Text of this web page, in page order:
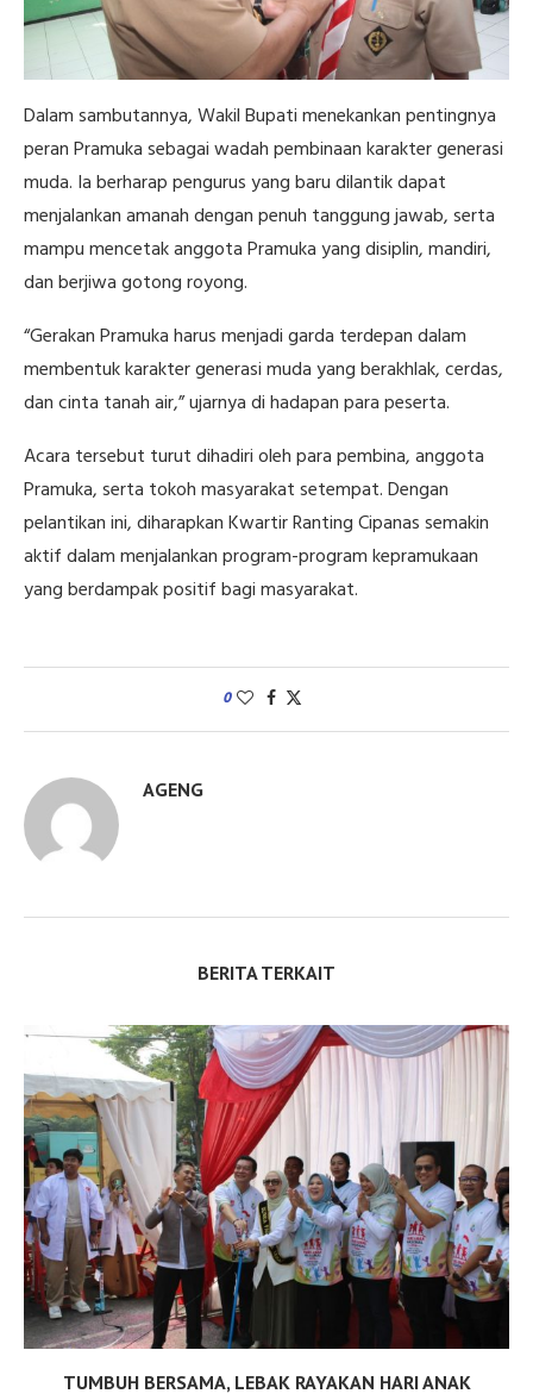
Dalam sambutannya, Wakil Bupati menekankan pentingnya
peran Pramuka sebagai wadah pembinaan karakter generasi
muda. Ia berharap pengurus yang baru dilantik dapat
menjalankan amanah dengan penuh tanggung jawab, serta
mampu mencetak anggota Pramuka yang disiplin, mandiri,
dan berjiwa gotong royong.
“Gerakan Pramuka harus menjadi garda terdepan dalam
membentuk karakter generasi muda yang berakhlak, cerdas,
dan cinta tanah air,” ujarnya di hadapan para peserta.
Acara tersebut turut dihadiri oleh para pembina, anggota
Pramuka, serta tokoh masyarakat setempat. Dengan
pelantikan ini, diharapkan Kwartir Ranting Cipanas semakin
aktif dalam menjalankan program-program kepramukaan
yang berdampak positif bagi masyarakat.
0
AGENG
BERITA TERKAIT
TUMBUH BERSAMA, LEBAK RAYAKAN HARI ANAK